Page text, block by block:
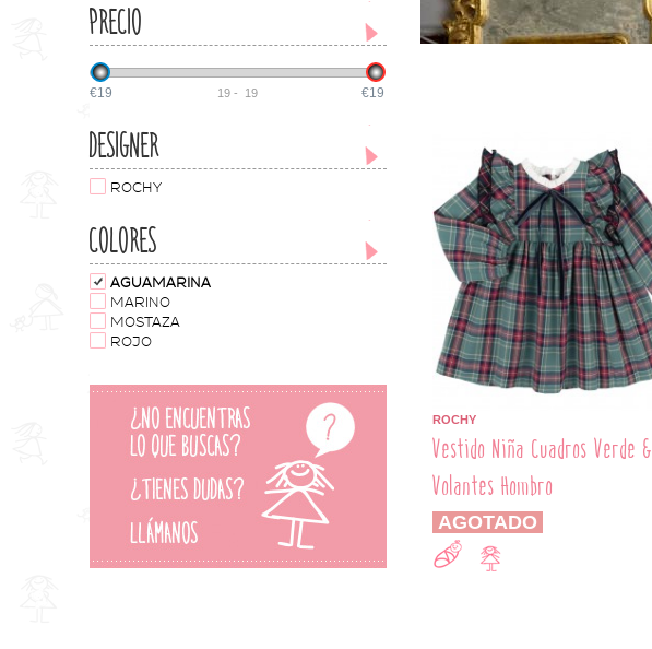
PRECIO
€19 €19
19- 19
DESIGNER
ROCHY
COLORES
AGUAMARINA
MARINO
MOSTAZA
ROJO
ROCHY
Vestido Niña Cuadros Verde &
Volantes Hombro
AGOTADO